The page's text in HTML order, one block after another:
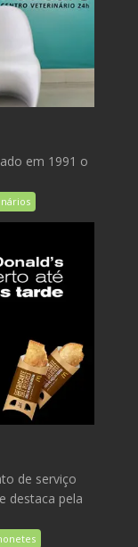
em 1991 o
de serviço
destaca pela